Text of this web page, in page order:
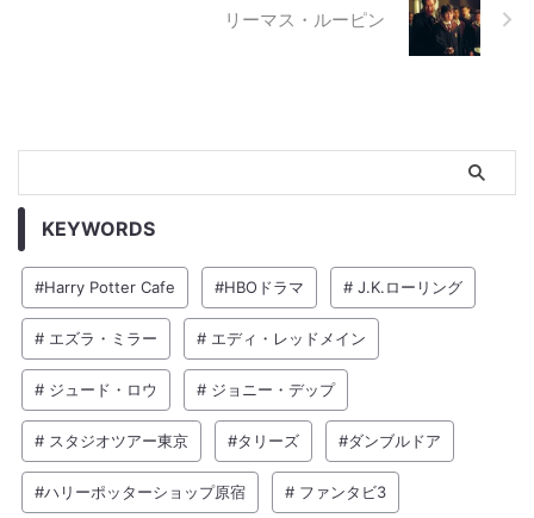
リーマス・ルーピン
KEYWORDS
#Harry Potter Cafe #HBOドラマ # J.K.ローリング
# エズラ・ミラー # エディ・レッドメイン
# ジュード・ロウ # ジョニー・デップ
# スタジオツアー東京 #タリーズ #ダンブルドア
#ハリーポッターショップ原宿 # ファンタビ3